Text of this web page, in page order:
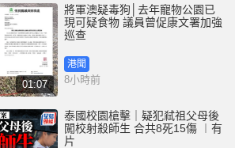
01:07
將軍澳疑毒狗│去年寵物公園已
現可疑食物 議員曾促康文署加強
巡查
港聞
8小時前
泰國校園槍擊｜疑犯弒祖父母後
闖校射殺師生 合共8死15傷 ︱有
片